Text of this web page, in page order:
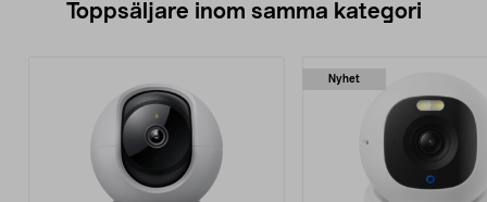
Toppsäljare inom samma kategori
Nyhet